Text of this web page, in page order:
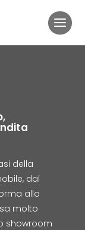
della
dal
allo
molto
showroom